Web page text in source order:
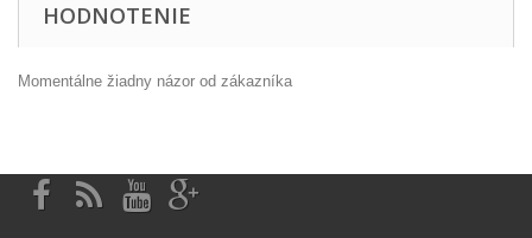
HODNOTENIE
Momentálne žiadny názor od zákazníka